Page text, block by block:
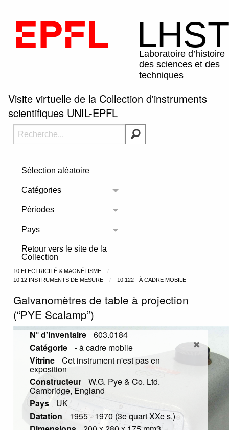
Visite virtuelle de la Collection d'instruments
scientifiques UNIL-EPFL
Sélection aléatoire
Catégories
Toggle menu
Périodes
Toggle menu
Pays
Toggle menu
Retour vers le site de la
Collection
10 ELECTRICITÉ & MAGNÉTISME
10.12 INSTRUMENTS DE MESURE
10.122 - À CADRE MOBILE
Galvanomètres de table à projection
(“PYE Scalamp”)
N° d'inventaire
603.0184
Catégorie
- à cadre mobile
Vitrine
Cet instrument n'est pas en
exposition
Constructeur
W.G. Pye & Co. Ltd.
Cambridge, England
Pays
UK
Datation
1955 - 1970 (3e quart XXe s.)